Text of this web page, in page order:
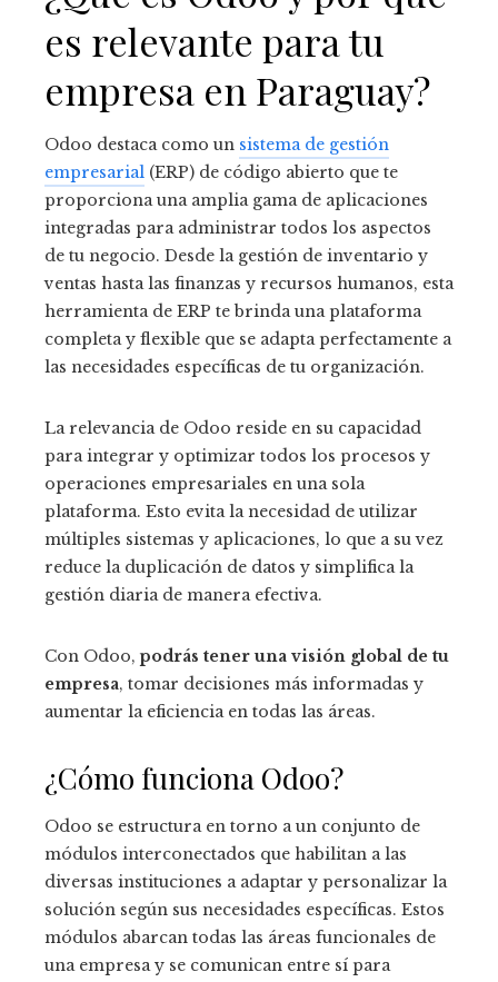
es relevante para tu
empresa en Paraguay?
Odoo destaca como un sistema de gestión
empresarial (ERP) de código abierto que te
proporciona una amplia gama de aplicaciones
integradas para administrar todos los aspectos
de tu negocio. Desde la gestión de inventario y
ventas hasta las finanzas y recursos humanos, esta
herramienta de ERP te brinda una plataforma
completa y flexible que se adapta perfectamente a
las necesidades específicas de tu organización.
La relevancia de Odoo reside en su capacidad
para integrar y optimizar todos los procesos y
operaciones empresariales en una sola
plataforma. Esto evita la necesidad de utilizar
múltiples sistemas y aplicaciones, lo que a su vez
reduce la duplicación de datos y simplifica la
gestión diaria de manera efectiva.
Con Odoo,podrás tener una visión global de tu
empresa, tomar decisiones más informadas y
aumentar la eficiencia en todas las áreas.
¿Cómo funciona Odoo?
Odoo se estructura en torno a un conjunto de
módulos interconectados que habilitan a las
diversas instituciones a adaptar y personalizar la
solución según sus necesidades específicas. Estos
módulos abarcan todas las áreas funcionales de
una empresa y se comunican entre sí para